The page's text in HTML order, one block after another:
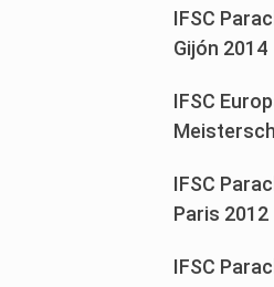
IFSC
Gijón 2014
IFSC
IFSC
Paris 2012
IFSC